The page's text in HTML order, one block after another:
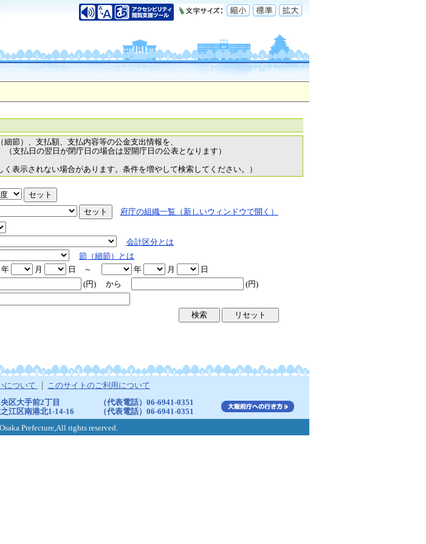
節）、支払額、支払内容等の公金支出情報を、
支払日の翌日が閉庁日の場合は翌開庁日の公表となります）
表示されない場合があります。条件を増やして検索してください。）
府庁の組織一覧（新しいウィンドウで開く）
会計区分とは
節（細節）とは
年 月 日 ～ 年 月
日
(円) から
(円)
について このサイトのご利用について
区大手前2丁目
（代表電話）06-6941-0351
江区南港北1-14-16
（代表電話）06-6941-0351
Prefecture,All rights reserved.